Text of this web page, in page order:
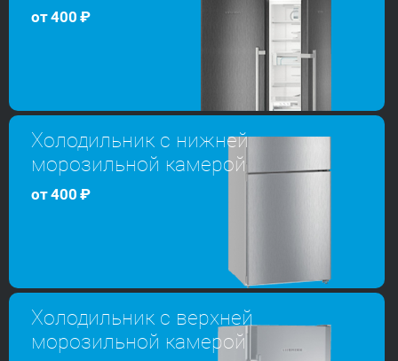
от400 ₽
Холодильник с нижней
морозильной камерой
от400 ₽
Холодильник с верхней
морозильной камерой